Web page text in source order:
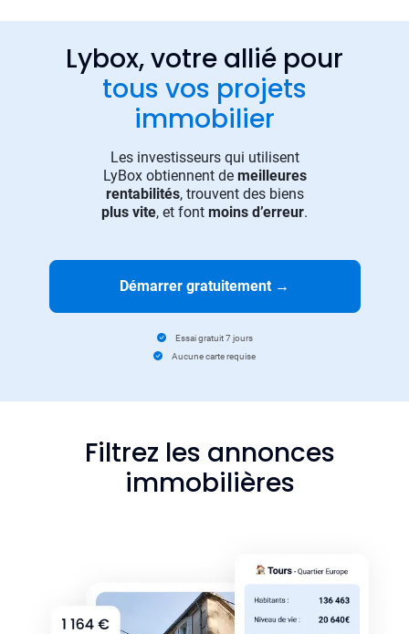
Lybox, votre allié pour
tous vos projets
immobilier
Les investisseurs qui utilisent
LyBox obtiennent de meilleures
rentabilités, trouvent des biens
plus vite, et font moins d’erreur.
Démarrer gratuitement →
Essai gratuit 7 jours
Aucune carte requise
Filtrez les annonces
immobilières